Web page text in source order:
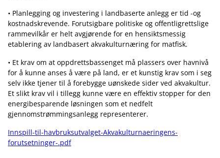
• Planlegging og investering i landbaserte anlegg er tid -og
kostnadskrevende. Forutsigbare politiske og offentligrettslige
rammevilkår er helt avgjørende for en hensiktsmessig
etablering av landbasert akvakulturnæring for matfisk.
• Et krav om at oppdrettsbassenget må plassers over havnivå
for å kunne anses å være på land, er et kunstig krav som i seg
selv ikke tjener til å forebygge uønskede sider ved akvakultur.
Et slikt krav vil i tillegg kunne være en effektiv stopper for den
energibesparende løsningen som et nedfelt
gjennomstrømmingsanlegg representerer.
Innspill-til-havbruksutvalget-Akvakulturnaeringens-
forutsetninger-.pdf